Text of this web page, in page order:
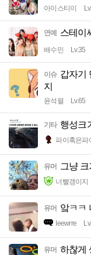
아이스티이
연예 스테이
배수민 Lv.35
이슈 갑자기
지
윤석렬 Lv.65
기타 행성크
파이혹은파
유머 그냥
너빨갱이지
유머 앜ㅋㅋ
Ieewrre
유머 하찮게